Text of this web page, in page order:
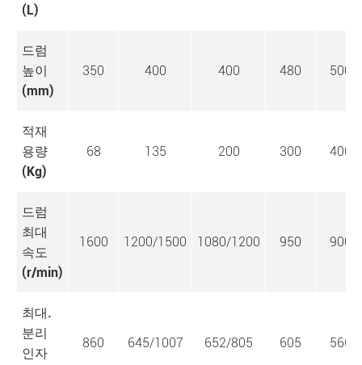
(L)
드럼
높이
(mm)
350 400 400 480 500
적재
용량
(Kg)
68 135 200 300 400
드럼
최대
속도
(r/min)
1600 1200/1500 1080/1200 950 900
최대.
분리
인자
860 645/1007 652/805 605 566